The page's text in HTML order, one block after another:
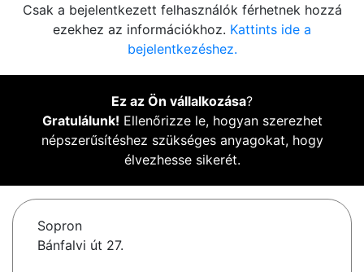
Csak a bejelentkezett felhasználók férhetnek hozzá
ezekhez az információkhoz. Kattints ide a
bejelentkezéshez.
Ez az Ön vállalkozása?
Gratulálunk! Ellenőrizze le, hogyan szerezhet
népszerűsítéshez szükséges anyagokat, hogy
élvezhesse sikerét.
Sopron
Bánfalvi út 27.